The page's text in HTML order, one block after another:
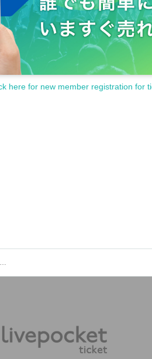
雄樹、荒井豊
here for new member registration for
Subculture flagship party Enough!! [#Enough14]